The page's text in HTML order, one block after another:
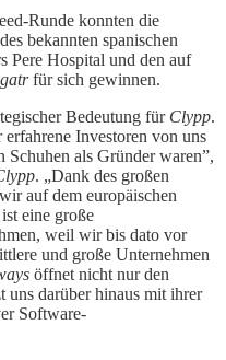
Runde konnten die
des bekannten spanischen
Pere Hospital und den auf
für sich gewinnen.
Bedeutung für Clypp.
erfahrene Investoren von uns
Schuhen als Gründer waren”,
. „Dank des großen
auf dem europäischen
eine große
weil wir bis dato vor
und große Unternehmen
öffnet nicht nur den
uns darüber hinaus mit ihrer
Software-